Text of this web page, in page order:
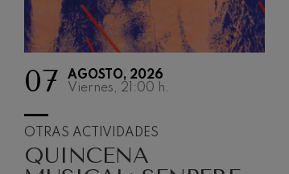
07
AGOSTO, 2026
Viernes, 21:00 h.
OTRAS ACTIVIDADES
QUINCENA